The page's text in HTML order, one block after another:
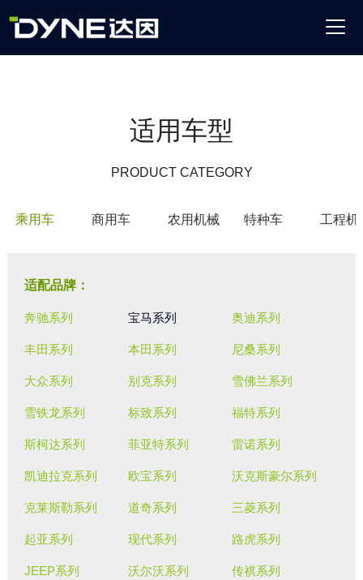
适用车型
PRODUCT CATEGORY
乘用车 商用车 农用机械 特种车 工程机
适配品牌：
奔驰系列 宝马系列 奥迪系列
丰田系列 本田系列 尼桑系列
大众系列 别克系列 雪佛兰系列
雪铁龙系列 标致系列 福特系列
斯柯达系列 菲亚特系列 雷诺系列
凯迪拉克系列 欧宝系列 沃克斯豪尔系列
克莱斯勒系列 道奇系列 三菱系列
起亚系列 现代系列 路虎系列
JEEP系列 沃尔沃系列 传祺系列